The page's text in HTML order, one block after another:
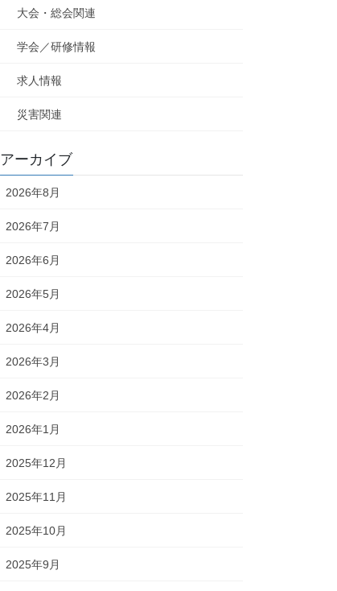
大会・総会関連
学会／研修情報
求人情報
災害関連
アーカイブ
2026年8月
2026年7月
2026年6月
2026年5月
2026年4月
2026年3月
2026年2月
2026年1月
2025年12月
2025年11月
2025年10月
2025年9月